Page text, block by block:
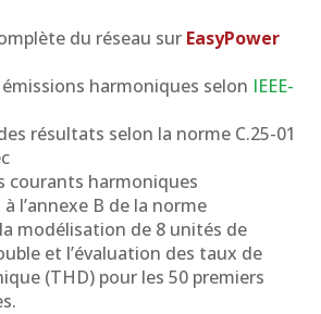
du réseau sur EasyPower
harmoniques selon IEEE-
résultats selon la norme C.25-01
courants harmoniques
l’annexe B de la norme
modélisation de 8 unités de
et l’évaluation des taux de
(THD) pour les 50 premiers